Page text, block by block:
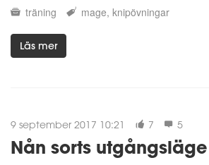
träning
mage knipövningar
Läs mer
9 september 2017 10:21 7 5
Nån sorts utgångsläge